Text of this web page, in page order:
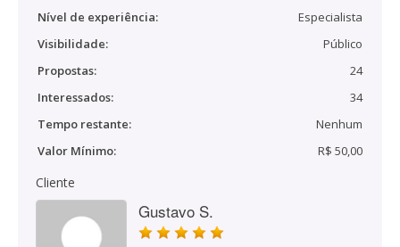
Nível de experiência:
Especialista
Visibilidade:
Público
Propostas:
24
Interessados:
34
Tempo restante:
Nenhum
Valor Mínimo:
R$ 50,00
Cliente
Gustavo S.